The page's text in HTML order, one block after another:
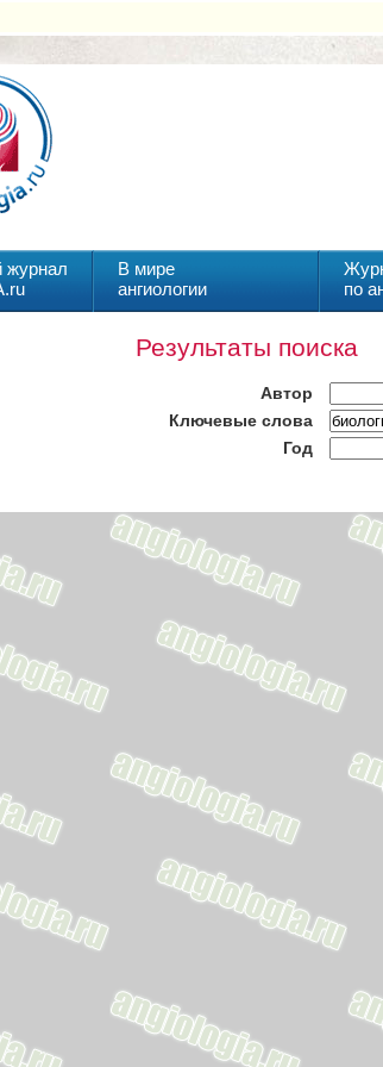
журнал
В мире
ангиологии
по
Результаты поиска
Автор
Ключевые слова
Год